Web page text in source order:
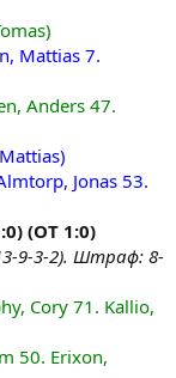
Mattias 7.
Anders 47.
Jonas 53.
(OT 1:0)
9-3-2). Штраф: 8-
Cory 71. Kallio,
50. Erixon,